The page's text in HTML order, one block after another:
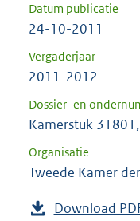
Datum publicatie
24-10-2011
Vergaderjaar
2011-2012
Dossier- en
Kamerstuk 31801,
Organisatie
Tweede Kamer
Download